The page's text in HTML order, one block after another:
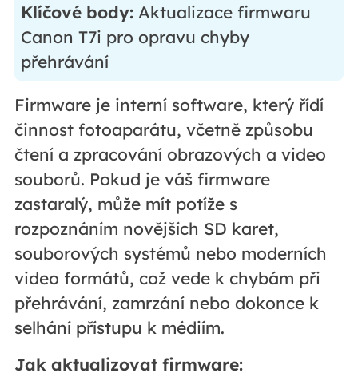
Klíčové body:Aktualizace firmwaru
Canon T7i pro opravu chyby
přehrávání
Firmware je interní software, který řídí
činnost fotoaparátu, včetně způsobu
čtení a zpracování obrazových a video
souborů. Pokud je váš firmware
zastaralý, může mít potíže s
rozpoznáním novějších SD karet,
souborových systémů nebo moderních
video formátů, což vede k chybám při
přehrávání, zamrzání nebo dokonce k
selhání přístupu k médiím.
Jak aktualizovat firmware: